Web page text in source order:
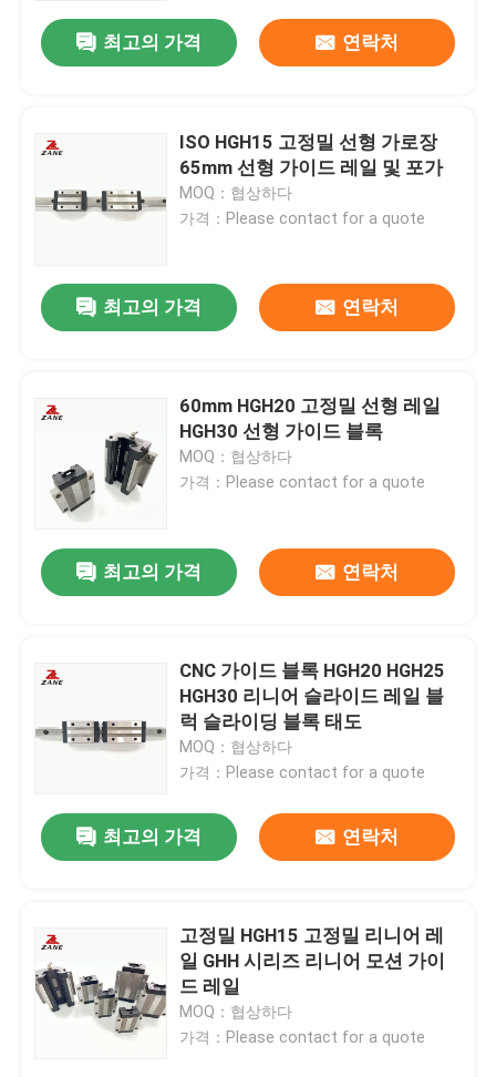
최고의 가격 연락처
ISO HGH15 고정밀 선형 가로장
65mm 선형 가이드 레일 및 포가
MOQ：협상하다
가격：Please contact for a quote
최고의 가격 연락처
60mm HGH20 고정밀 선형 레일
HGH30 선형 가이드 블록
MOQ：협상하다
가격：Please contact for a quote
최고의 가격 연락처
CNC 가이드 블록 HGH20 HGH25
HGH30 리니어 슬라이드 레일 블
럭 슬라이딩 블록 태도
MOQ：협상하다
가격：Please contact for a quote
최고의 가격 연락처
고정밀 HGH15 고정밀 리니어 레
일 GHH 시리즈 리니어 모션 가이
드 레일
MOQ：협상하다
가격：Please contact for a quote